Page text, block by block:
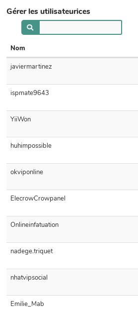
Gérer les utilisateurices
Nom
javiermartinez
ispmate9643
YiiWon
huhimpossible
okviponline
ElecrowCrowpanel
Onlineinfatuation
nadege.triquet
nhatvipsocial
Emilie_Mab